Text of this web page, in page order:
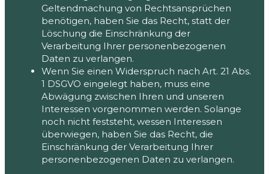
Geltendmachung von Rechtsansprüchen
benötigen, haben Sie das Recht, statt der
Löschung die Einschränkung der
Verarbeitung Ihrer personenbezogenen
Daten zu verlangen.
Wenn Sie einen Widerspruch nach Art. 21 Abs.
1 DSGVO eingelegt haben, muss eine
Abwägung zwischen Ihren und unseren
Interessen vorgenommen werden. Solange
noch nicht feststeht, wessen Interessen
überwiegen, haben Sie das Recht, die
Einschränkung der Verarbeitung Ihrer
personenbezogenen Daten zu verlangen.